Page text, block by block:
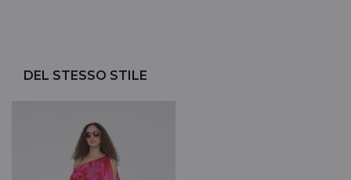
DEL STESSO STILE